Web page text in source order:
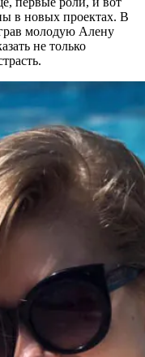
в новых проектах. В
молодую Алену
не только